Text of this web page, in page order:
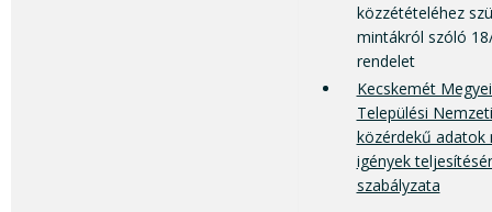
közzétételéhez
mintákról szóló
rendelet
Kecskemét
Települési
közérdekű adatok
igények
szabályzata